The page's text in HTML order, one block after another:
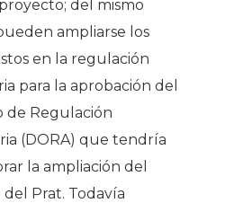
del mismo
ampliarse los
en la regulación
para la aprobación del
de Regulación
(DORA) que tendría
la ampliación del
Prat. Todavía